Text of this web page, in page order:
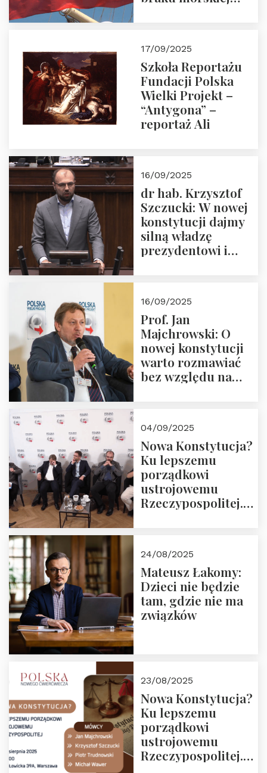
17/09/2025
Szkoła Reportażu
Fundacji Polska
Wielki Projekt –
“Antygona” –
reportaż Ali
16/09/2025
dr hab. Krzysztof
Szczucki: W nowej
konstytucji dajmy
silną władzę
prezydentowi i
16/09/2025
Prof. Jan
Majchrowski: O
nowej konstytucji
warto rozmawiać
bez względu na
04/09/2025
Nowa Konstytucja?
Ku lepszemu
porządkowi
ustrojowemu
Rzeczypospolitej.
24/08/2025
Mateusz Łakomy:
Dzieci nie będzie
tam, gdzie nie ma
związków
23/08/2025
Nowa Konstytucja?
Ku lepszemu
porządkowi
ustrojowemu
Rzeczypospolitej.